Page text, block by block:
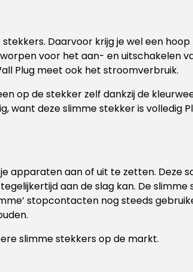
Daarvoor krijg je wel een hoop
voor het aan- en uitschakelen
Plug meet ook het stroomverbruik.
op de stekker zelf dankzij de
want deze slimme stekker is volledig
apparaten aan of uit te zetten. Deze
aan de slag kan. De slimme
stopcontacten nog steeds
slimme stekkers op de markt.